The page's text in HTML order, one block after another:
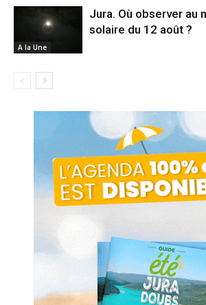
A la Une
Jura. Où observer au
solaire du 12 août ?